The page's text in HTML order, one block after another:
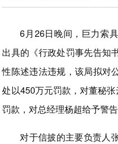
6月26日晚间，巨力索
出具的《行政处罚事先告知
性陈述违法违规，该局拟对
处以450万元罚款，对董秘
罚款，对总经理杨超给予警
对于信披的主要负责人